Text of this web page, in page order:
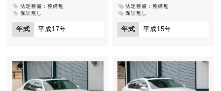
法定整備：整備無
保証無し
年式 平成17年
法定整備：整備無
保証無し
年式 平成15年